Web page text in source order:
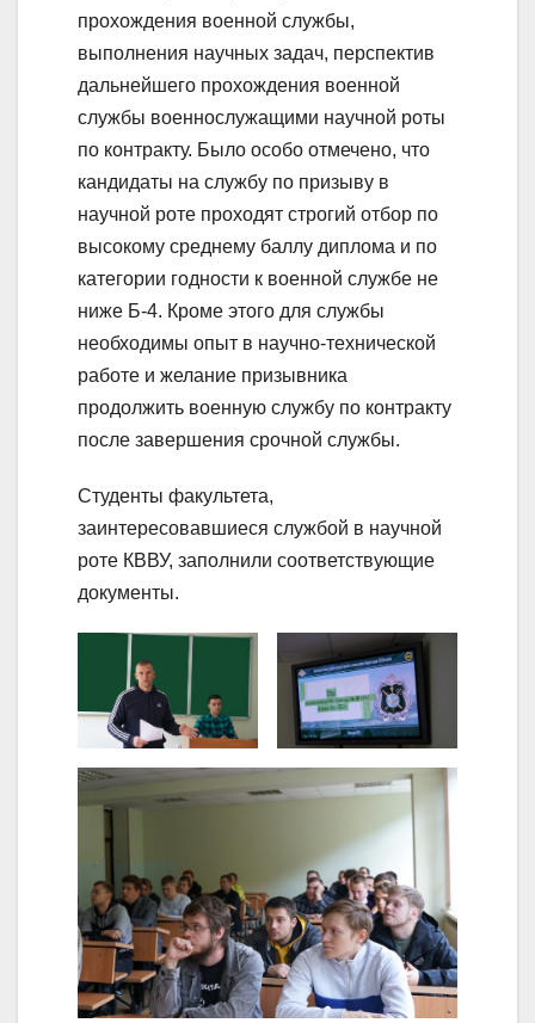
прохождения военной службы,
выполнения научных задач, перспектив
дальнейшего прохождения военной
службы военнослужащими научной роты
по контракту. Было особо отмечено, что
кандидаты на службу по призыву в
научной роте проходят строгий отбор по
высокому среднему баллу диплома и по
категории годности к военной службе не
ниже Б-4. Кроме этого для службы
необходимы опыт в научно-технической
работе и желание призывника
продолжить военную службу по контракту
после завершения срочной службы.
Студенты факультета,
заинтересовавшиеся службой в научной
роте КВВУ, заполнили соответствующие
документы.